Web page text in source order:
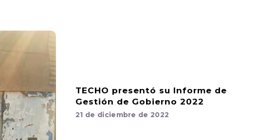
TECHO presentó su Informe de
Gestión de Gobierno 2022
21 de diciembre de 2022